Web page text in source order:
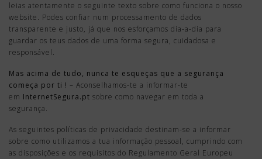
leias atentamente o seguinte texto sobre como funciona o nosso
website. Podes confiar num processamento de dados
transparente e justo, já que nos esforçamos dia-a-dia para
guardar os teus dados de uma forma segura, cuidadosa e
responsável.
Mas acima de tudo, nunca te esqueças que a segurança
começa por ti ! – Aconselhamos-te a informar-te
em InternetSegura.pt sobre como navegar em toda a
segurança.
As seguintes políticas de privacidade destinam-se a informar
sobre como utilizamos a tua informação pessoal, cumprindo com
as disposições e os requisitos do Regulamento Geral Europeu